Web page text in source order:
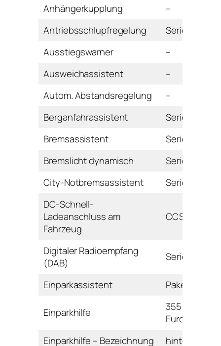
Anhängerkupplung
–
Antriebsschlupfregelung
Serie
Ausstiegswarner
–
Ausweichassistent
–
Autom. Abstandsregelung
–
Berganfahrassistent
Serie
Bremsassistent
Serie
Bremslicht dynamisch
Serie
City-Notbremsassistent
Serie
DC-Schnell-
Ladeanschluss am
Fahrzeug
CCS
Digitaler Radioempfang
(DAB)
Serie
Einparkassistent Paket
Einparkhilfe
355
Euro
Einparkhilfe – Bezeichnung
hinten